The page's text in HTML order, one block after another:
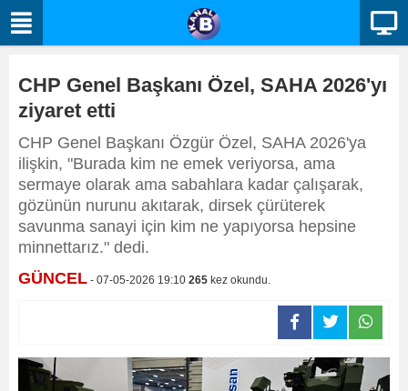
CHP Genel Başkanı Özel, SAHA 2026'yı
ziyaret etti
CHP Genel Başkanı Özgür Özel, SAHA 2026'ya
ilişkin, "Burada kim ne emek veriyorsa, ama
sermaye olarak ama sabahlara kadar çalışarak,
gözünün nurunu akıtarak, dirsek çürüterek
savunma sanayi için kim ne yapıyorsa hepsine
minnettarız." dedi.
GÜNCEL - 07-05-2026 19:10 265 kez okundu.